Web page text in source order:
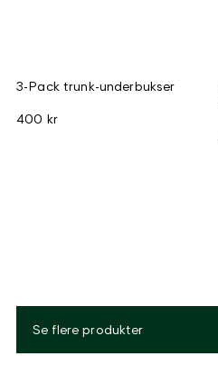
3-Pack trunk-underbukser
400 kr
Se flere produkter